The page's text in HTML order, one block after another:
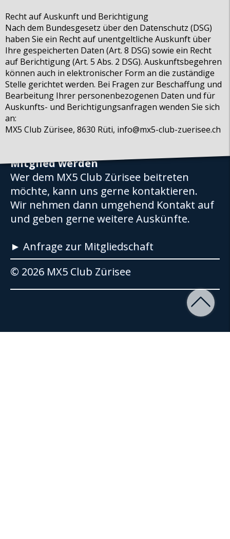
Recht auf Auskunft und Berichtigung
Nach dem Bundesgesetz über den Datenschutz (DSG)
haben Sie ein Recht auf unentgeltliche Auskunft über
Ihre gespeicherten Daten (Art. 8 DSG) sowie ein Recht
auf Berichtigung (Art. 5 Abs. 2 DSG). Auskunftsbegehren
können auch in elektronischer Form an die zuständige
Stelle gerichtet werden. Bei Fragen zur Beschaffung und
Bearbeitung Ihrer personenbezogenen Daten und für
Auskunfts- und Berichtigungsanfragen wenden Sie sich
an:
MX5 Club Zürisee, 8630 Rüti, info@mx5-club-zuerisee.ch
Mitteilung
Impressum
Datenschutz
AGB
Partner
inteco edv ag
Mazda Club Schweiz
Mitglied werden
Wer dem MX5 Club Zürisee beitreten
möchte, kann uns gerne kontaktieren.
Wir nehmen dann umgehend Kontakt auf
und geben gerne weitere Auskünfte.
► Anfrage zur Mitgliedschaft
© 2026 MX5 Club Zürisee